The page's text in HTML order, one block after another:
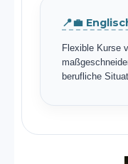
📍💼
Flexible Kurse
berufliche